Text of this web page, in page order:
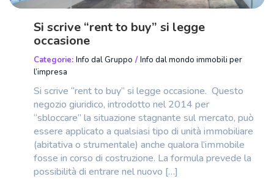
Si scrive “rent to buy” si legge
occasione
Categorie: Info dal Gruppo / Info dal mondo immobili per
l’impresa
Si scrive “rent to buy” si legge occasione. Questo
negozio giuridico, introdotto nel 2014 per
“sbloccare” la situazione stagnante sul mercato, può
essere applicato a qualsiasi tipo di unità immobiliare
(abitativa o strumentale) anche qualora l’immobile
fosse in corso di costruzione. La formula prevede la
possibilità di entrare nel nuovo […]